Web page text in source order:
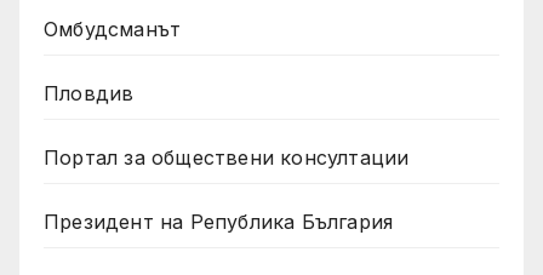
Омбудсманът
Пловдив
Портал за обществени консултации
Президент на Република България